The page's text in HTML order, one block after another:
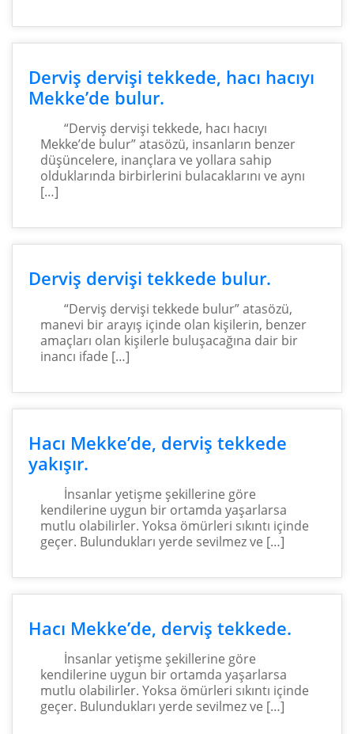
Derviş dervişi tekkede, hacı hacıyı
Mekke’de bulur.
“Derviş dervişi tekkede, hacı hacıyı
Mekke’de bulur” atasözü, insanların benzer
düşüncelere, inançlara ve yollara sahip
olduklarında birbirlerini bulacaklarını ve aynı
[…]
Derviş dervişi tekkede bulur.
“Derviş dervişi tekkede bulur” atasözü,
manevi bir arayış içinde olan kişilerin, benzer
amaçları olan kişilerle buluşacağına dair bir
inancı ifade […]
Hacı Mekke’de, derviş tekkede
yakışır.
İnsanlar yetişme şekillerine göre
kendilerine uygun bir ortamda yaşarlarsa
mutlu olabilirler. Yoksa ömürleri sıkıntı içinde
geçer. Bulundukları yerde sevilmez ve […]
Hacı Mekke’de, derviş tekkede.
İnsanlar yetişme şekillerine göre
kendilerine uygun bir ortamda yaşarlarsa
mutlu olabilirler. Yoksa ömürleri sıkıntı içinde
geçer. Bulundukları yerde sevilmez ve […]